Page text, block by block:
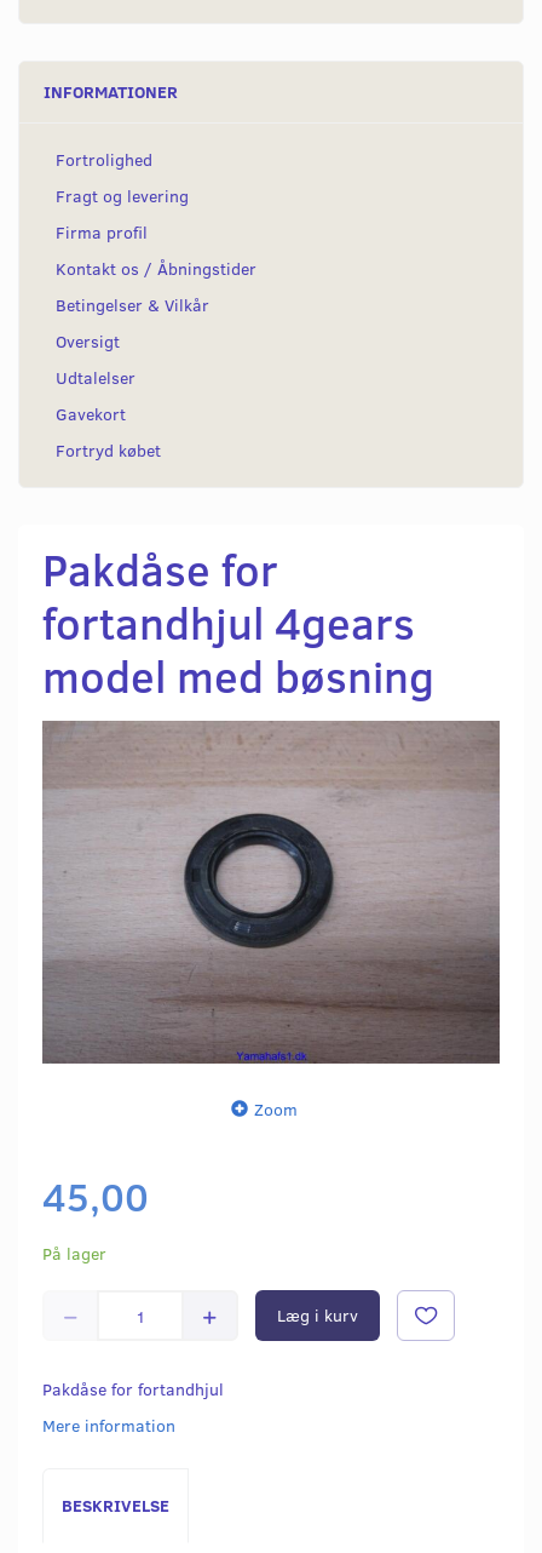
INFORMATIONER
Fortrolighed
Fragt og levering
Firma profil
Kontakt os / Åbningstider
Betingelser & Vilkår
Oversigt
Udtalelser
Gavekort
Fortryd købet
Pakdåse for
fortandhjul 4gears
model med bøsning
Zoom
45,00
På lager
Læg i kurv
Pakdåse for fortandhjul
Mere information
BESKRIVELSE